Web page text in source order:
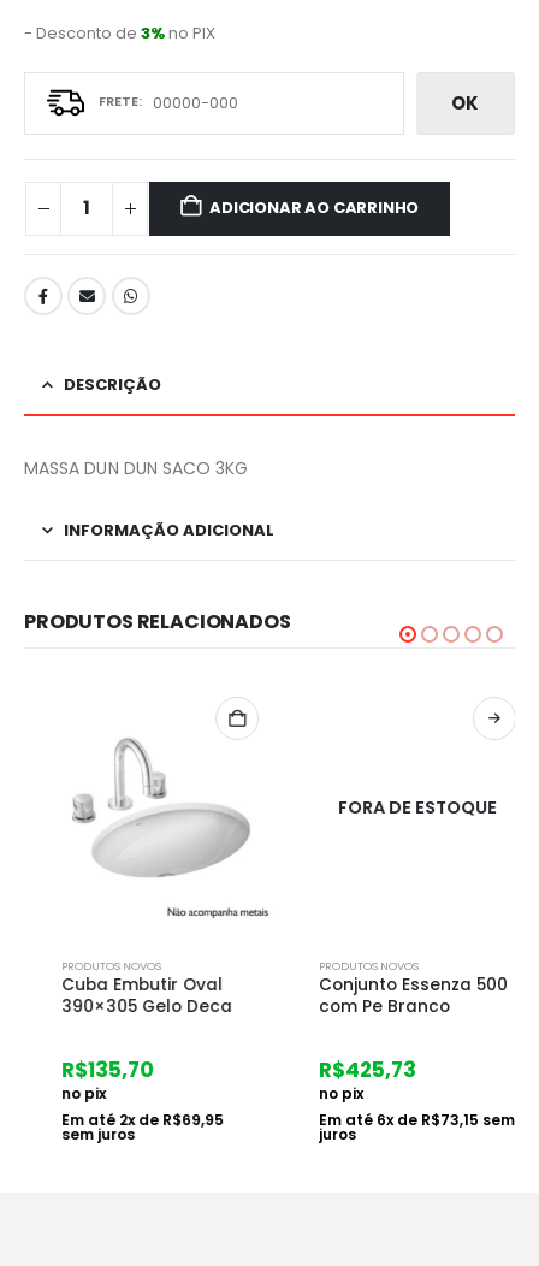
- Desconto de 3%no PIX
OK
ADICIONAR AO CARRINHO
DESCRIÇÃO
MASSA DUN DUN SACO 3KG
INFORMAÇÃO ADICIONAL
PRODUTOS RELACIONADOS
PRODUTOS NOVOS
Cuba Embutir Oval
390×305 Gelo Deca
R$135,70
no pix
Em até2x deR$ 69,95
sem juros
FORA DE ESTOQUE
PRODUTOS NOVOS
Conjunto Essenza 500
com Pe Branco
R$425,73
no pix
Em até6x deR$ 73,15sem
juros